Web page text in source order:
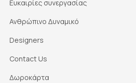
Ευκαιρίες συνεργασίας
Ανθρώπινο Δυναμικό
Designers
Contact Us
Δωροκάρτα